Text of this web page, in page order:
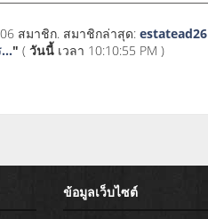
สมาชิก. สมาชิกล่าสุด: estatead26
" ( วันนี้เวลา 10:10:55 PM )
ข้อมูลเว็บไซต์